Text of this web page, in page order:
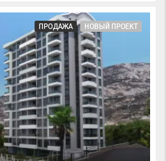
ПРОДАЖА НОВЫЙ ПРОЕКТ